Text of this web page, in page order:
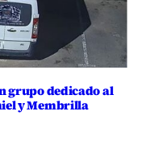
grupo dedicado al
y Membrilla